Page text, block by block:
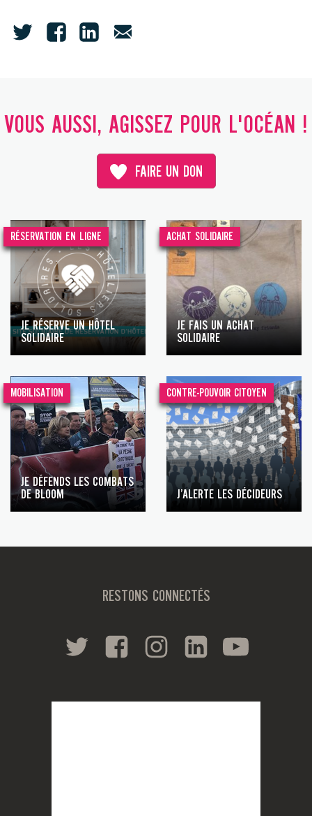
VOUS AUSSI, AGISSEZ POUR L'OCÉAN !
FAIRE UN DON
RÉSERVATION EN LIGNE
JE RÉSERVE UN HÔTEL
SOLIDAIRE
ACHAT SOLIDAIRE
JE FAIS UN ACHAT
SOLIDAIRE
MOBILISATION
JE DÉFENDS LES COMBATS
DE BLOOM
CONTRE-POUVOIR CITOYEN
J’ALERTE LES DÉCIDEURS
RESTONS CONNECTÉS